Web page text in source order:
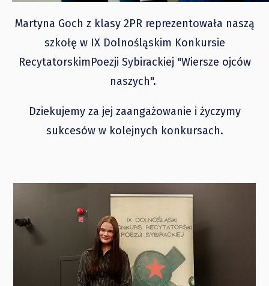
Martyna Goch z klasy 2PR reprezentowała naszą
szkołę w IX Dolnośląskim Konkursie
RecytatorskimPoezji Sybirackiej "Wiersze ojców
naszych".
Dziekujemy za jej zaangażowanie i życzymy
sukcesów w kolejnych konkursach.